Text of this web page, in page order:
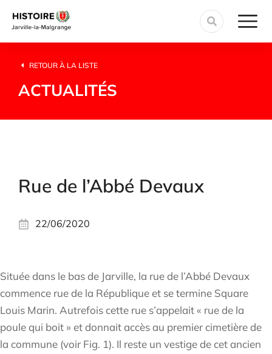
RETOUR À LA LISTE
ACTUALITÉS
Rue de l’Abbé Devaux
22/06/2020
Située dans le bas de Jarville, la rue de l’Abbé Devaux
commence rue de la République et se termine Square
Louis Marin. Autrefois cette rue s’appelait « rue de la
poule qui boit » et donnait accès au premier cimetière de
la commune (voir Fig. 1). Il reste un vestige de cet ancien